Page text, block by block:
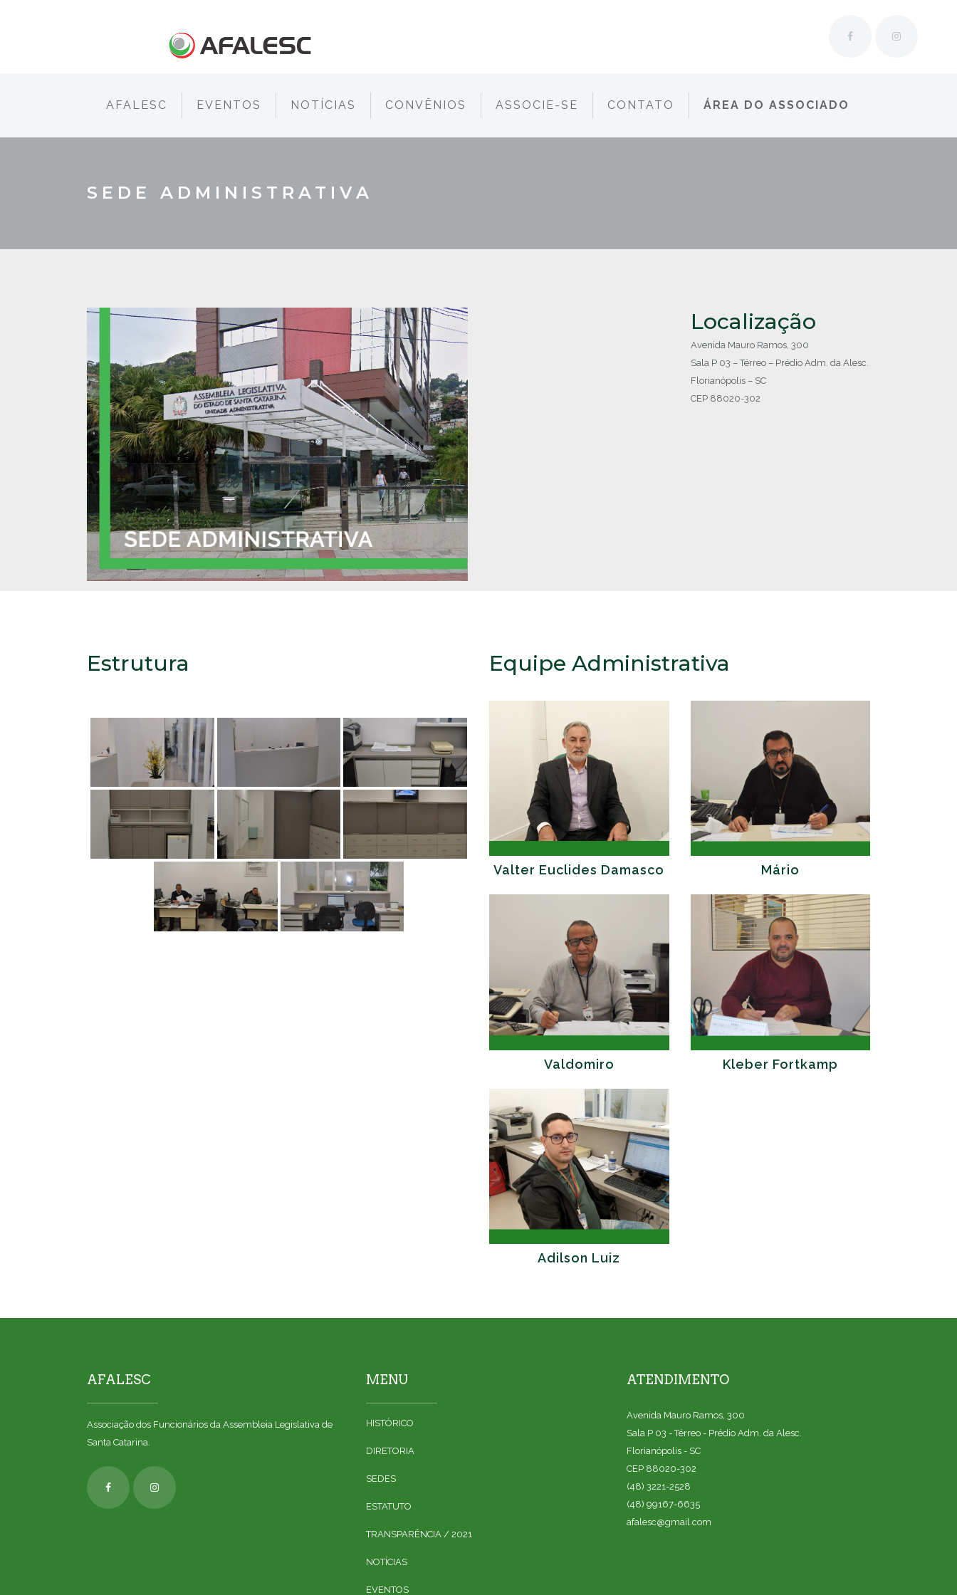
AFALESC EVENTOS NOTÍCIAS CONVÊNIOS ASSOCIE-SE CONTATO ÁREA DO ASSOCIADO
SEDE ADMINISTRATIVA
Localização
Avenida Mauro Ramos, 300
Sala P 03 – Térreo – Prédio Adm. da Alesc.
Florianópolis – SC
CEP 88020-302
Estrutura Equipe Administrativa
Valter Euclides Damasco Mário
Valdomiro Kleber Fortkamp
Adilson Luiz
AFALESC
Associação dos Funcionários da Assembleia Legislativa de
Santa Catarina.
MENU
HISTÓRICO
DIRETORIA
SEDES
ESTATUTO
TRANSPARÊNCIA / 2021
NOTÍCIAS
EVENTOS
ATENDIMENTO
Avenida Mauro Ramos, 300
Sala P 03 - Térreo - Prédio Adm. da Alesc.
Florianópolis - SC
CEP 88020-302
(48) 3221-2528
(48) 99167-6635
afalesc@gmail.com